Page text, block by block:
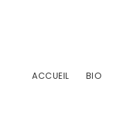
ACCUEIL BIO